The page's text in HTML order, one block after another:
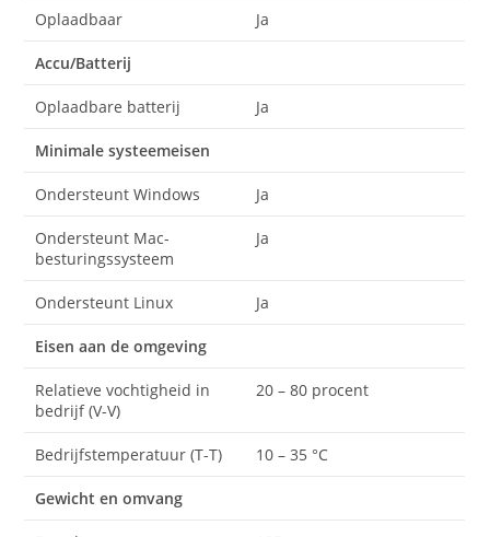
Oplaadbaar Ja
Accu/Batterij
Oplaadbare batterij Ja
Minimale systeemeisen
Ondersteunt Windows Ja
Ondersteunt Mac-
besturingssysteem
Ja
Ondersteunt Linux Ja
Eisen aan de omgeving
Relatieve vochtigheid in
bedrijf (V-V)
20 – 80 procent
Bedrijfstemperatuur (T-T) 10 – 35 °C
Gewicht en omvang